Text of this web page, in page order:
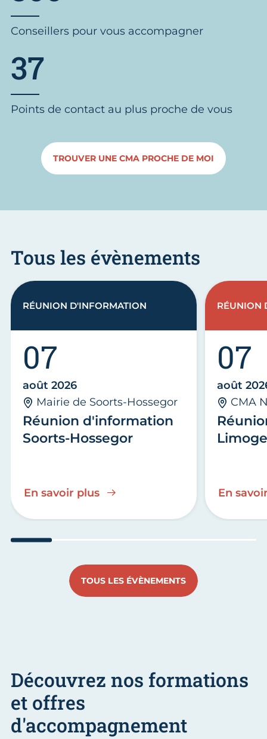
Conseillers pour vous accompagner
37
Points de contact au plus proche de vous
TROUVER UNE CMA PROCHE DE MOI
Tous les évènements
Réunion d'information
Soorts-Hossegor
07
août 2026
Mairie de Soorts-Hossegor
En savoir plus
RÉUNION D'INFORMATION
07
août
CMA
En
RÉUNION
TOUS LES ÉVÈNEMENTS
Découvrez nos formations
et offres
d'accompagnement